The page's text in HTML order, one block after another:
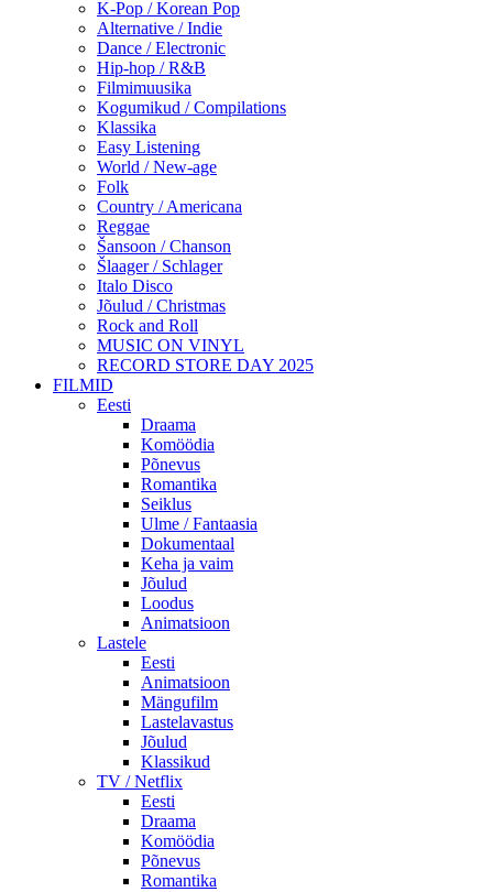
K-Pop / Korean Pop
Alternative / Indie
Dance / Electronic
Hip-hop / R&B
Filmimuusika
Kogumikud / Compilations
Klassika
Easy Listening
World / New-age
Folk
Country / Americana
Reggae
Šansoon / Chanson
Šlaager / Schlager
Italo Disco
Jõulud / Christmas
Rock and Roll
MUSIC ON VINYL
RECORD STORE DAY 2025
FILMID
Eesti
Draama
Komöödia
Põnevus
Romantika
Seiklus
Ulme / Fantaasia
Dokumentaal
Keha ja vaim
Jõulud
Loodus
Animatsioon
Lastele
Eesti
Animatsioon
Mängufilm
Lastelavastus
Jõulud
Klassikud
TV / Netflix
Eesti
Draama
Komöödia
Põnevus
Romantika